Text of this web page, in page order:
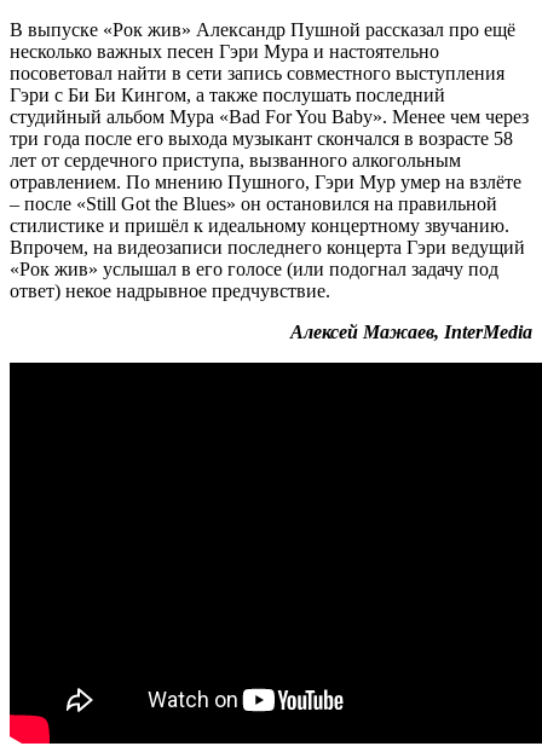
В выпуске «Рок жив» Александр Пушной рассказал про ещё
несколько важных песен Гэри Мура и настоятельно
посоветовал найти в сети запись совместного выступления
Гэри с Би Би Кингом, а также послушать последний
студийный альбом Мура «Bad For You Baby». Менее чем через
три года после его выхода музыкант скончался в возрасте 58
лет от сердечного приступа, вызванного алкогольным
отравлением. По мнению Пушного, Гэри Мур умер на взлёте
– после «Still Got the Blues» он остановился на правильной
стилистике и пришёл к идеальному концертному звучанию.
Впрочем, на видеозаписи последнего концерта Гэри ведущий
«Рок жив» услышал в его голосе (или подогнал задачу под
ответ) некое надрывное предчувствие.
Алексей Мажаев, InterMedia